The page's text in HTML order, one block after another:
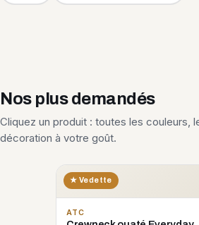
Nos plus demandés
Cliquez un produit : toutes les couleurs,
décoration à votre goût.
★ Vedette
ATC